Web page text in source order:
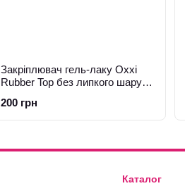
Закріплювач гель-лаку Oxxi
Rubber Top без липкого шару
200 грн
Каталог